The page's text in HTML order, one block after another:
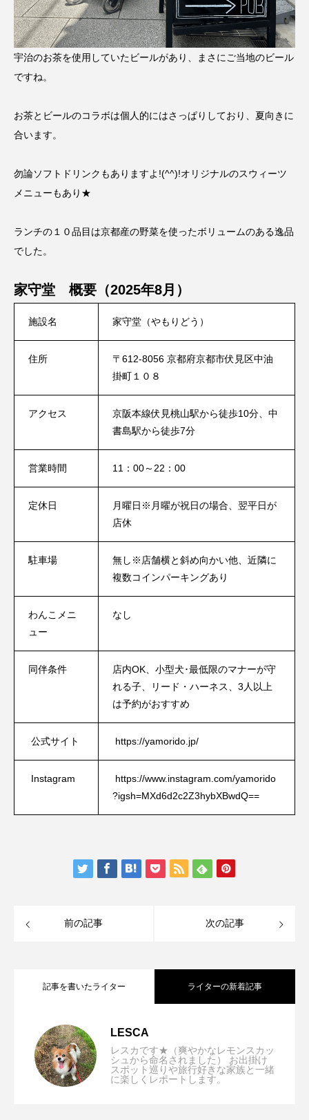
宇治のお茶を使用していたビールがあり、まさにご当地のビール
ですね。
お茶とビールのコラボは個人的にはさっぱりしており、夏向きに
合います。
勿論ソフトドリンクもありますよ!(^^)!オリジナルのスウィーツ
メニューもあり★
ランチの１０品目は京都産の野菜を使ったボリュームのある逸品
でした。
家守堂 概要（2025年8月）
施設名 家守堂（やもりどう）
住所
〒612-8056 京都府京都市伏見区中油
掛町１０８
アクセス
京阪本線伏見桃山駅から徒歩10分、中
書島駅から徒歩7分
営業時間 11：00～22：00
定休日
月曜日※月曜が祝日の場合、翌平日が
店休
駐車場
無し※店舗横と斜め向かい他、近隣に
複数コインパーキングあり
わんこメニ
ュー
なし
同伴条件
店内OK、小型犬･最低限のマナーが守
れる子、リード・ハーネス、3人以上
は予約がおすすめ
公式サイト https://yamorido.jp/
Instagram
https://www.instagram.com/yamorido
?igsh=MXd6d2c2Z3hybXBwdQ==
前の記事 次の記事
記事を書いたライター ライターの新着記事
LESCA
レスカです★（爽やかなレモンスカッ
シュから命名されました） お出掛け
スポット巡りや旅行好きな家族と一緒
に楽しくレポートします。
2025.11.25 【兵庫県/神戸市】Dog Friendly JEWEL
COFFEE & TEA (ドッグフレンドリージ
2025.10.14 【大阪/枚方市】Lukurino cafe店内わんち